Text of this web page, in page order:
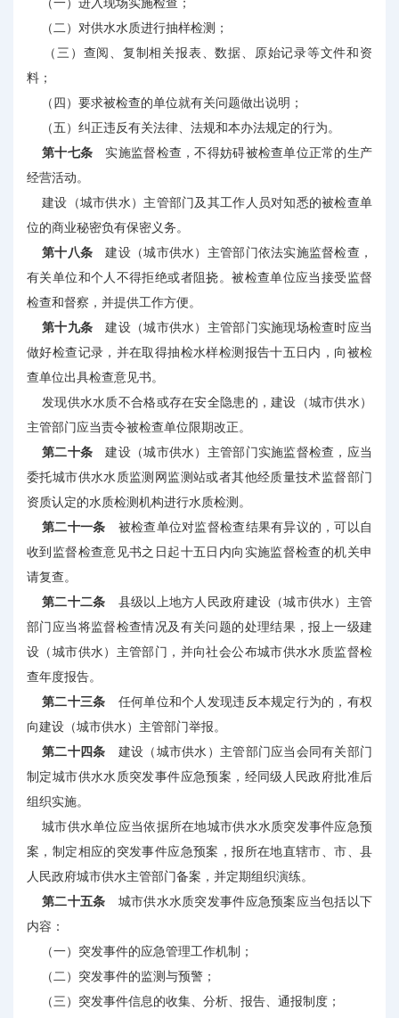
（二）对供水水质进行抽样检测；
（三）查阅、复制相关报表、数据、原始记录等文件和资
料；
（四）要求被检查的单位就有关问题做出说明；
（五）纠正违反有关法律、法规和本办法规定的行为。
第十七条 实施监督检查，不得妨碍被检查单位正常的生产
经营活动。
建设（城市供水）主管部门及其工作人员对知悉的被检查单
位的商业秘密负有保密义务。
第十八条 建设（城市供水）主管部门依法实施监督检查，
有关单位和个人不得拒绝或者阻挠。被检查单位应当接受监督
检查和督察，并提供工作方便。
第十九条 建设（城市供水）主管部门实施现场检查时应当
做好检查记录，并在取得抽检水样检测报告十五日内，向被检
查单位出具检查意见书。
发现供水水质不合格或存在安全隐患的，建设（城市供水）
主管部门应当责令被检查单位限期改正。
第二十条 建设（城市供水）主管部门实施监督检查，应当
委托城市供水水质监测网监测站或者其他经质量技术监督部门
资质认定的水质检测机构进行水质检测。
第二十一条 被检查单位对监督检查结果有异议的，可以自
收到监督检查意见书之日起十五日内向实施监督检查的机关申
请复查。
第二十二条 县级以上地方人民政府建设（城市供水）主管
部门应当将监督检查情况及有关问题的处理结果，报上一级建
设（城市供水）主管部门，并向社会公布城市供水水质监督检
查年度报告。
第二十三条 任何单位和个人发现违反本规定行为的，有权
向建设（城市供水）主管部门举报。
第二十四条 建设（城市供水）主管部门应当会同有关部门
制定城市供水水质突发事件应急预案，经同级人民政府批准后
组织实施。
城市供水单位应当依据所在地城市供水水质突发事件应急预
案，制定相应的突发事件应急预案，报所在地直辖市、市、县
人民政府城市供水主管部门备案，并定期组织演练。
第二十五条 城市供水水质突发事件应急预案应当包括以下
内容：
（一）突发事件的应急管理工作机制；
（二）突发事件的监测与预警；
（三）突发事件信息的收集、分析、报告、通报制度；